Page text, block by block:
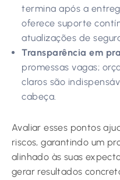
termina após a
oferece suporte
atualizações de
Transparência em
promessas vagas;
claros são
cabeça.
Avaliar esses pontos
riscos, garantindo um
alinhado às suas
gerar resultados